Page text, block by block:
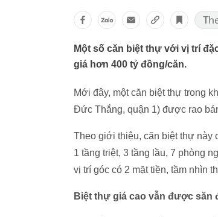
Một số căn biệt thự với vị trí
giá hơn 400 tỷ đồng/căn.
Mới đây, một căn biệt thự trong
Đức Thắng, quận 1) được rao
Theo giới thiệu, căn biệt thự này
1 tầng triệt, 3 tầng lầu, 7 phòng
vị trí góc có 2 mặt tiền, tầm nhìn
Biệt thự giá cao vẫn được săn